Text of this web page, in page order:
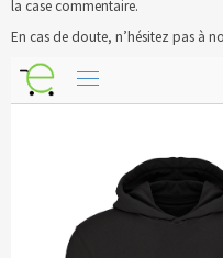
la case commentaire.
En cas de doute, n’hésitez pas à